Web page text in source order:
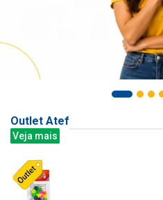
Outlet Atef
Veja mais